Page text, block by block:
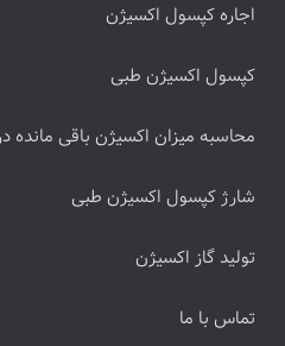
اجاره کپسول اکسیژن
کپسول اکسیژن طبی
محاسبه میزان اکسیژن باقی مانده
شارژ کپسول اکسیژن طبی
تولید گاز اکسیژن
تماس با ما